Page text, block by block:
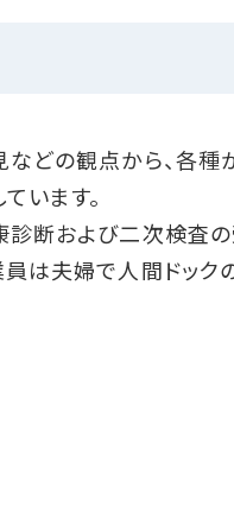
どの観点から、各
います。
断および二次検査
は夫婦で人間ドック